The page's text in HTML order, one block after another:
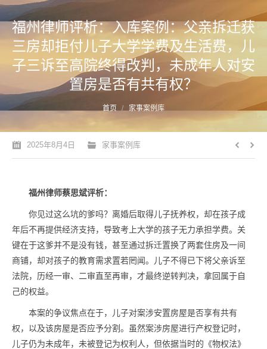
福州律师评析：入库案例：父亲拆迁获
三房却拒付儿子大学学费及生活费，儿
子三诉至高院终得改判，未成年人对安
置房是否有共有权？
您的位置： 首页 家事案例库
2025年8月4日 家事案例库
福州律师蔡思斌评析：
你见过这么坑的爹吗？离婚后取得儿子抚养权，却在孩子成
年后不再提供经济支持，导致考上大学的孩子无力承担学费。关
键在于这爹并不是没有钱，甚至通过拆迁置换了两套住房及一间
商铺，却对孩子的教育需求置若罔闻。儿子不得已下将父亲诉至
法院，历经一审、二审直至再审，才最终逆转判决，拿回属于自
己的权益。
本案的争议焦点在于，儿子对案涉安置房屋是否享有共有
权，以及该房屋是否应予分割。虽然案涉房屋进行产权登记时，
儿子仍为未成年，未被登记为权利人，但依据当时的《物权法》